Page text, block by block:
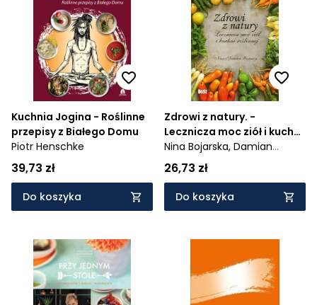
Kuchnia Jogina - Roślinne
przepisy z Białego Domu
Piotr Henschke
39,73 zł
Do koszyka
Zdrowi z natury. -
Lecznicza moc ziół i kuchni
roślinnej
Nina Bojarska, Damian
Bojarski
26,73 zł
Do koszyka